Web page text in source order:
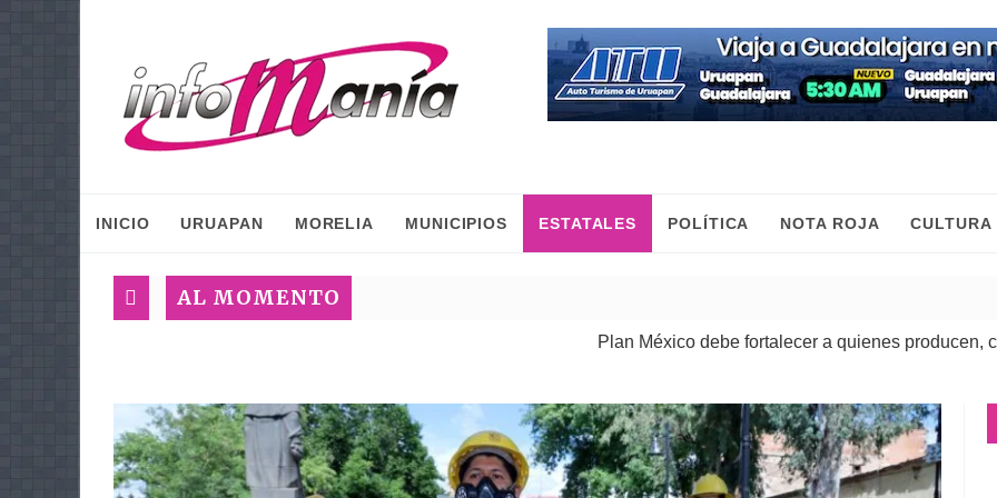
INICIO URUAPAN MORELIA MUNICIPIOS ESTATALES POLÍTICA NOTA ROJA CULTURA
AL MOMENTO
Plan México debe fortalecer a quienes producen, comercian y mueven